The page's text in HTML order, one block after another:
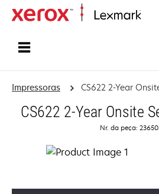
Impressoras CS622 2-Year
CS622 2-Year Onsite
Nr. da peça: